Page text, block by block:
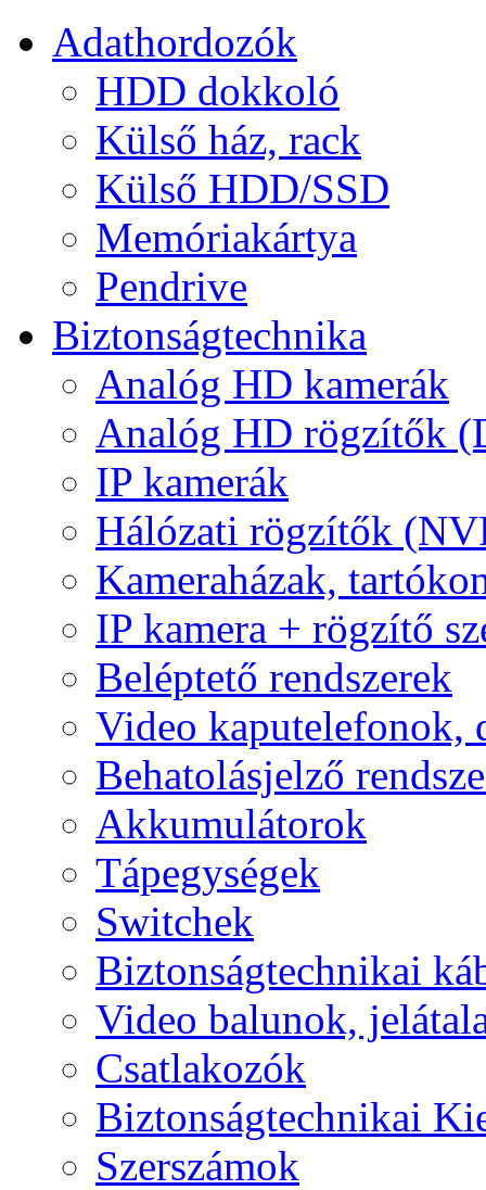
Adathordozók
HDD dokkoló
Külső ház, rack
Külső HDD/SSD
Memóriakártya
Pendrive
Biztonságtechnika
Analóg HD kamerák
Analóg HD rögzítők
IP kamerák
Hálózati rögzítők
Kameraházak,
IP kamera + rögzítő
Beléptető rendszerek
Video kaputelefonok,
Behatolásjelző
Akkumulátorok
Tápegységek
Switchek
Biztonságtechnikai
Video balunok,
Csatlakozók
Biztonságtechnikai
Szerszámok